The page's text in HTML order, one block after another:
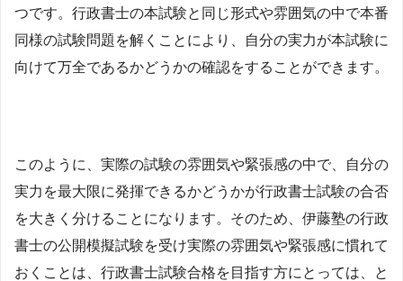
つです。行政書士の本試験と同じ形式や雰囲気の中で本番
同様の試験問題を解くことにより、自分の実力が本試験に
向けて万全であるかどうかの確認をすることができます。
このように、実際の試験の雰囲気や緊張感の中で、自分の
実力を最大限に発揮できるかどうかが行政書士試験の合否
を大きく分けることになります。そのため、伊藤塾の行政
書士の公開模擬試験を受け実際の雰囲気や緊張感に慣れて
おくことは、行政書士試験合格を目指す方にとっては、と